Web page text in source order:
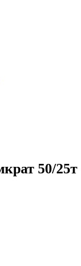
50/25т